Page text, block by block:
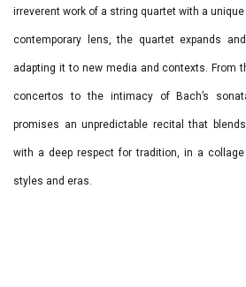
irreverent work of a string quartet with a
contemporary lens, the quartet expands
adapting it to new media and contexts. From
concertos to the intimacy of Bach’s
promises an unpredictable recital that
with a deep respect for tradition, in a
styles and eras.